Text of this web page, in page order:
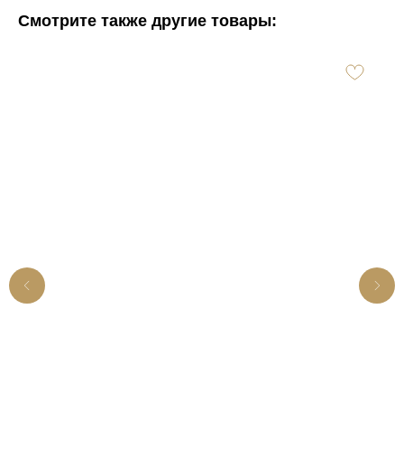
Смотрите также другие товары: